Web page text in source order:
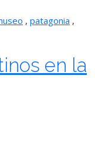
, patagonia ,
en la